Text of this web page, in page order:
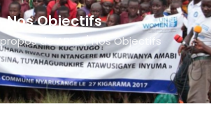
Nos Objectifs
de APFB/Nos Objectifs